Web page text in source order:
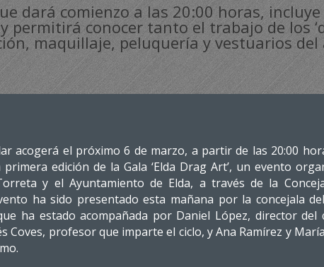
dará comienzo a las 20:00 horas,
permitirá conocer tanto el trabajo de los
maquillaje, peluquería y vestuarios
acogerá el próximo 6 de marzo, a partir de las 20:00
edición de la Gala ‘Elda Drag Art’, un evento
y el Ayuntamiento de Elda, a través de la
ha sido presentado esta mañana por la concejala
ha estado acompañada por Daniel López, director del
Coves, profesor que imparte el ciclo, y Ana Ramírez y